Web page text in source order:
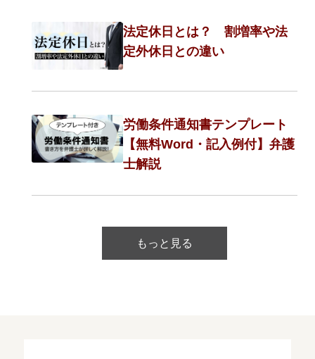
法定休日とは？ 割増率や法
定外休日との違い
労働条件通知書テンプレート
【無料Word・記入例付】弁護
士解説
もっと見る